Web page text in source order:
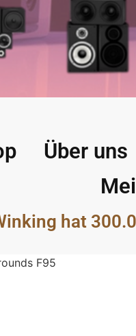
Über uns
hat
F95